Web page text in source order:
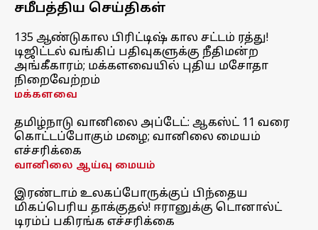
சமீபத்திய செய்திகள்
135 ஆண்டுகால பிரிட்டிஷ் கால சட்டம் ரத்து!
டிஜிட்டல் வங்கிப் பதிவுகளுக்கு நீதிமன்ற
அங்கீகாரம்; மக்களவையில் புதிய மசோதா
நிறைவேற்றம்
மக்களவை
தமிழ்நாடு வானிலை அப்டேட்: ஆகஸ்ட் 11 வரை
கொட்டப்போகும் மழை; வானிலை மையம்
எச்சரிக்கை
வானிலை ஆய்வு மையம்
இரண்டாம் உலகப்போருக்குப் பிந்தைய
மிகப்பெரிய தாக்குதல்! ஈரானுக்கு டொனால்ட்
டிரம்ப் பகிரங்க எச்சரிக்கை